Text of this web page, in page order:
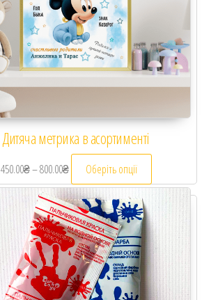
Дитяча метрика в асортименті
450.00₴–800.00₴Діапазон цін: від 450.00₴ до 800.00₴
Оберіть опції